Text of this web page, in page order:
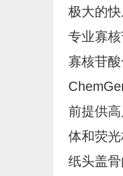
极大的
专业寡
寡核苷
前提供
体和荧
纸头盖